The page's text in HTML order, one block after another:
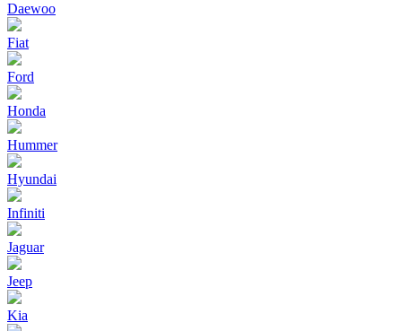
Daewoo
Fiat
Ford
Honda
Hummer
Hyundai
Infiniti
Jaguar
Jeep
Kia